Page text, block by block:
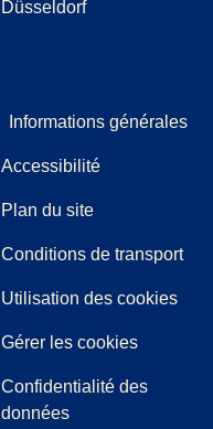
Düsseldorf
Informations générales
Accessibilité
Plan du site
Conditions de transport
Utilisation des cookies
Gérer les cookies
Confidentialité des
données